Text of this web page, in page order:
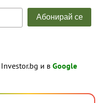
Investor.bg и в Google